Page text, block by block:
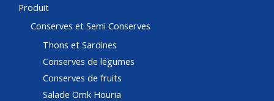
Produit
Conserves et Semi Conserves
Thons et Sardines
Conserves de légumes
Conserves de fruits
Salade Omk Houria